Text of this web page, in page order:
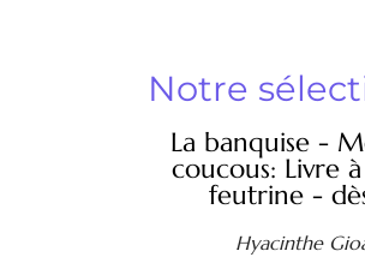
Notre
La banquise -
coucous: Livre
feutrine -
Hyacinthe